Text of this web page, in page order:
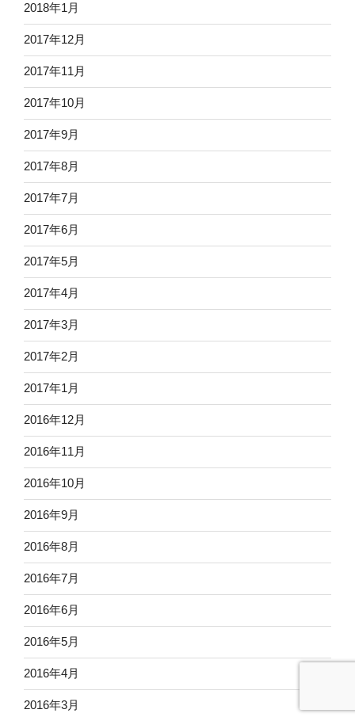
2018年1月
2017年12月
2017年11月
2017年10月
2017年9月
2017年8月
2017年7月
2017年6月
2017年5月
2017年4月
2017年3月
2017年2月
2017年1月
2016年12月
2016年11月
2016年10月
2016年9月
2016年8月
2016年7月
2016年6月
2016年5月
2016年4月
2016年3月